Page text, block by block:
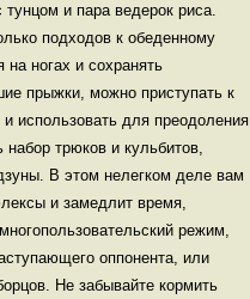
и пара ведерок риса.
подходов к обеденному
ногах и сохранять
прыжки, можно приступать к
использовать для преодоления
трюков и кульбитов,
В этом нелегком деле вам
и замедлит время,
режим,
оппонента, или
Не забывайте кормить